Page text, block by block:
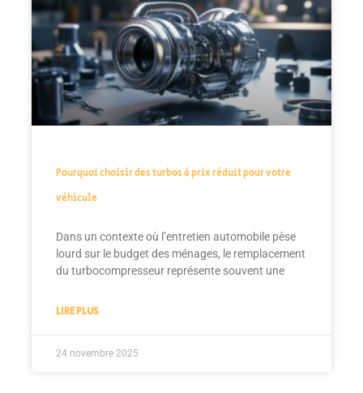
Pourquoi choisir des turbos à prix réduit pour votre
véhicule
Dans un contexte où l’entretien automobile pèse
lourd sur le budget des ménages, le remplacement
du turbocompresseur représente souvent une
LIRE PLUS
24 novembre 2025